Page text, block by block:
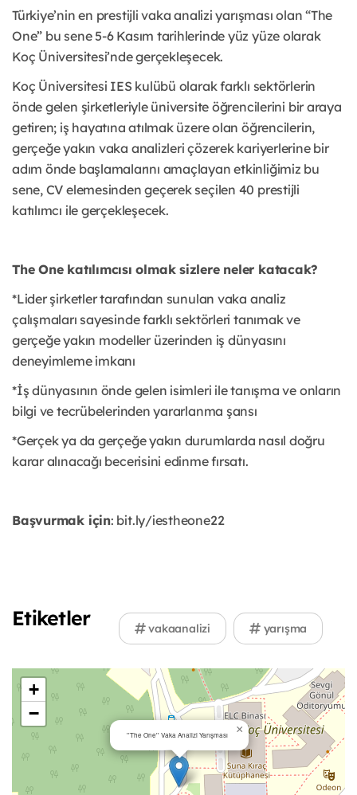
Türkiye’nin en prestijli vaka analizi yarışması olan “The
One” bu sene 5-6 Kasım tarihlerinde yüz yüze olarak
Koç Üniversitesi’nde gerçekleşecek.
Koç Üniversitesi IES kulübü olarak farklı sektörlerin
önde gelen şirketleriyle üniversite öğrencilerini bir araya
getiren; iş hayatına atılmak üzere olan öğrencilerin,
gerçeğe yakın vaka analizleri çözerek kariyerlerine bir
adım önde başlamalarını amaçlayan etkinliğimiz bu
sene, CV elemesinden geçerek seçilen 40 prestijli
katılımcı ile gerçekleşecek.
The One katılımcısı olmak sizlere neler katacak?
*Lider şirketler tarafından sunulan vaka analiz
çalışmaları sayesinde farklı sektörleri tanımak ve
gerçeğe yakın modeller üzerinden iş dünyasını
deneyimleme imkanı
*İş dünyasının önde gelen isimleri ile tanışma ve onların
bilgi ve tecrübelerinden yararlanma şansı
*Gerçek ya da gerçeğe yakın durumlarda nasıl doğru
karar alınacağı becerisini edinme fırsatı.
Başvurmak için: bit.ly/iestheone22
Etiketler vakaanalizi yarışma
''The One'' Vaka Analizi Yarışması ×
+
−